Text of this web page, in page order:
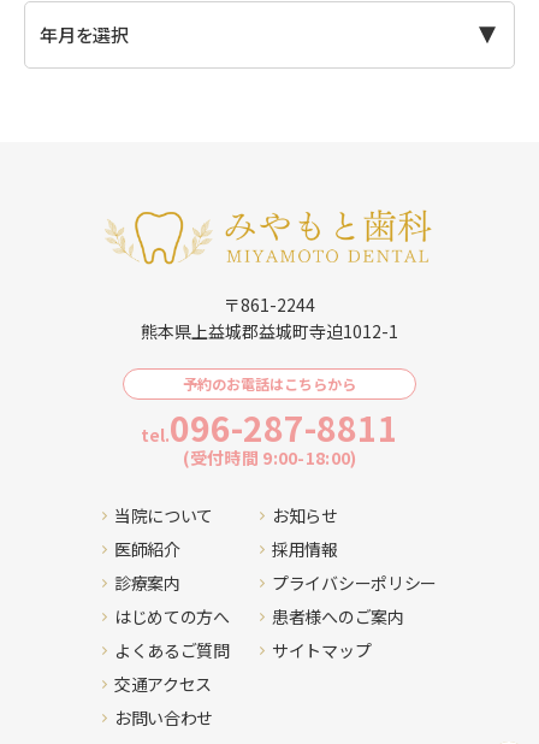
〒861-2244
熊本県上益城郡益城町寺迫1012-1
予約のお電話はこちらから
tel.096-287-8811
(受付時間 9:00-18:00)
当院について
医師紹介
診療案内
はじめての方へ
よくあるご質問
交通アクセス
お問い合わせ
お知らせ
採用情報
プライバシーポリシー
患者様へのご案内
サイトマップ